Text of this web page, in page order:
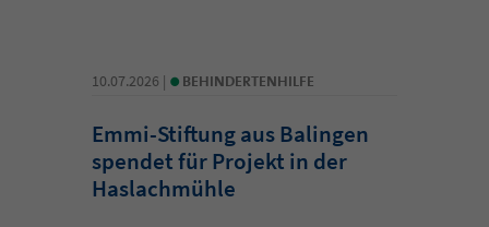
10.07.2026 | • BEHINDERTENHILFE
Emmi-Stiftung aus Balingen
spendet für Projekt in der
Haslachmühle